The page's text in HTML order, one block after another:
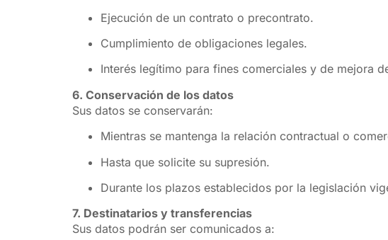
Ejecución de un contrato o precontrato.
Cumplimiento de obligaciones legales.
Interés legítimo para fines comerciales y de mejora
6. Conservación de los datos
Sus datos se conservarán:
Mientras se mantenga la relación contractual o
Hasta que solicite su supresión.
Durante los plazos establecidos por la legislación
7. Destinatarios y transferencias
Sus datos podrán ser comunicados a: